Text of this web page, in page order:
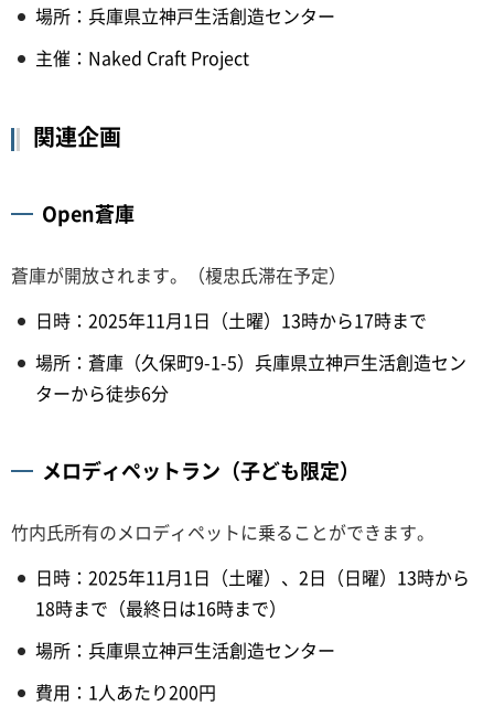
場所：兵庫県立神戸生活創造センター
主催：Naked Craft Project​​​
関連企画
Open蒼庫
蒼庫が開放されます。（榎忠氏滞在予定）
日時：2025年11月1日（土曜）13時から17時まで
場所：蒼庫（久保町9-1-5）兵庫県立神戸生活創造セン
ターから徒歩6分
メロディペットラン（子ども限定）
竹内氏所有のメロディペットに乗ることができます。
日時：2025年11月1日（土曜）、2日（日曜）13時から
18時まで（最終日は16時まで）
場所：兵庫県立神戸生活創造センター
費用：1人あたり200円